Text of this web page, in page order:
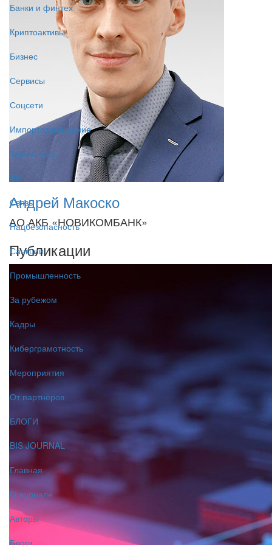
Банки и финтех
Криптоактивы
Бизнес
Сервисы
Соцсети
Импортозамещение
Технологии
ИИ
Связь
Нацбезопасность
Санкции
Промышленность
За рубежом
Кадры
Киберграмотность
Мероприятия
От партнёров
БЛОГИ
BIS JOURNAL
Главная
О журнале
Авторы
Блоги
Андрей Макоско
АО АКБ «НОВИКОМБАНК»
Публикации